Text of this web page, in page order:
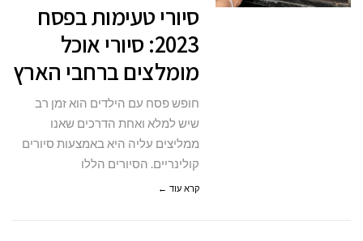
אוכל
סיורי טעימות בפסח
2023: סיורי אוכל
מומלצים ברחבי הארץ
חופש פסח עם הילדים הוא זמן רב
שיש למלא ואחת הדרכים שאנו
ממליצים עליה היא באמצעות סיורים
קולינריים. הסיורים הללו
קרא עוד ←